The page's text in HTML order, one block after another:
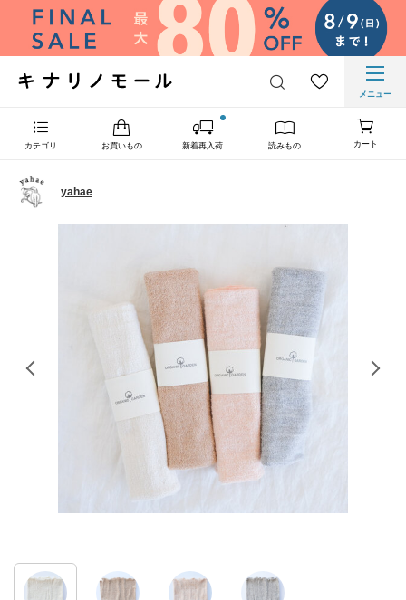
メニュー
カテゴリ お買いもの 新着再入荷 読みもの カート
yahae